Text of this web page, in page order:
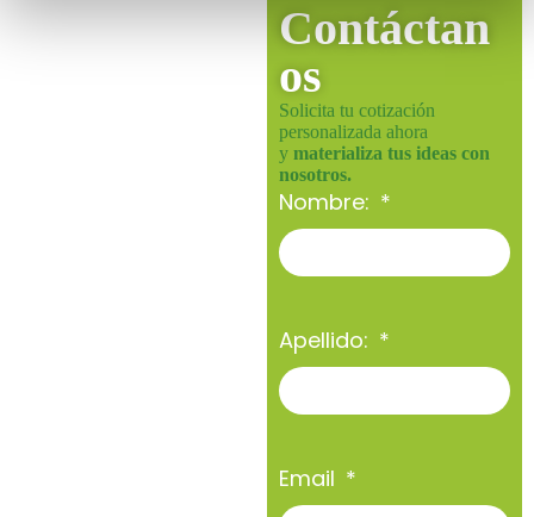
Contáctan
os
Solicita tu cotización
personalizada ahora
y materializa tus ideas con
nosotros.
Nombre:
Apellido:
Email